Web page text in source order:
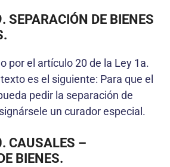
SEPARACIÓN DE BIENES
por el artículo 20 de la Ley 1a.
es el siguiente: Para que el
pedir la separación de
un curador especial.
CAUSALES –
BIENES.